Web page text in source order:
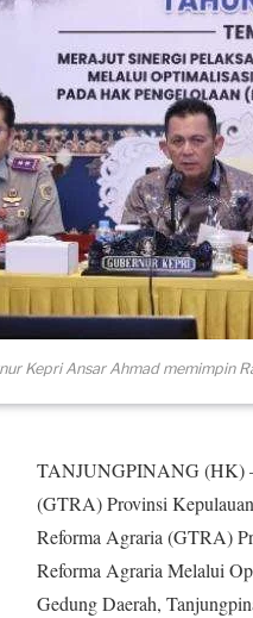
Kepri Ansar Ahmad memimpin
TANJUNGPINANG (HK) –
(GTRA) Provinsi
Reforma Agraria (GTRA)
Reforma Agraria Melalui
Gedung Daerah,